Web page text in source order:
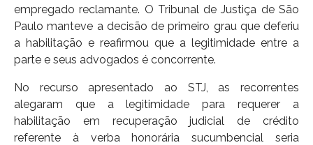
empregado reclamante. O Tribunal de Justiça de São
Paulo manteve a decisão de primeiro grau que deferiu
a habilitação e reafirmou que a legitimidade entre a
parte e seus advogados é concorrente.
No recurso apresentado ao STJ, as recorrentes
alegaram que a legitimidade para requerer a
habilitação em recuperação judicial de crédito
referente à verba honorária sucumbencial seria